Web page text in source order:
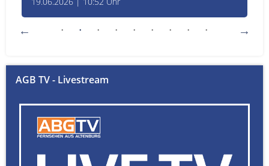
AGB TV - Livestream